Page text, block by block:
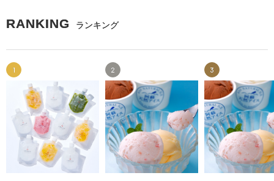
RANKING ランキング
1 2 3